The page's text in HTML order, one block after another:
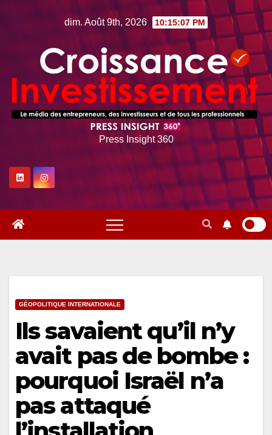
dim. Août 9th, 2026 10:15:08 PM
Press Insight 360
GÉOPOLITIQUE INTERNATIONALE
Ils savaient qu’il n’y
avait pas de bombe :
pourquoi Israël n’a
pas attaqué